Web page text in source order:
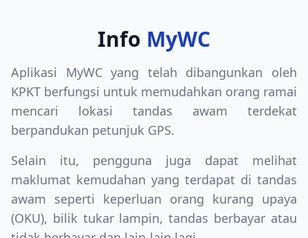
Info MyWC
Aplikasi MyWC yang telah dibangunkan oleh
KPKT berfungsi untuk memudahkan orang ramai
mencari lokasi tandas awam terdekat
berpandukan petunjuk GPS.
Selain itu, pengguna juga dapat melihat
maklumat kemudahan yang terdapat di tandas
awam seperti keperluan orang kurang upaya
(OKU), bilik tukar lampin, tandas berbayar atau